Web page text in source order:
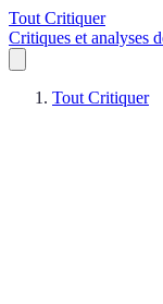
Tout Critiquer
Critiques et analyses
Tout Critiquer